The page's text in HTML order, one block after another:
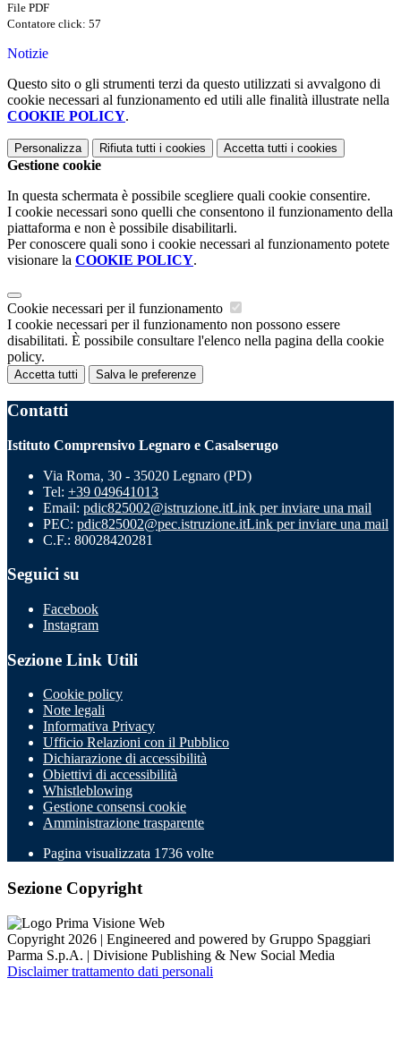
File PDF
Contatore click: 57
Notizie
Questo sito o gli strumenti terzi da questo utilizzati si avvalgono di
cookie necessari al funzionamento ed utili alle finalità illustrate nella
COOKIE POLICY.
Personalizza Rifiuta tutti i cookies Accetta tutti i cookies
Gestione cookie
In questa schermata è possibile scegliere quali cookie consentire.
I cookie necessari sono quelli che consentono il funzionamento della
piattaforma e non è possibile disabilitarli.
Per conoscere quali sono i cookie necessari al funzionamento potete
visionare la COOKIE POLICY.
Cookie necessari per il funzionamento
I cookie necessari per il funzionamento non possono essere
disabilitati. È possibile consultare l'elenco nella pagina della cookie
policy.
Accetta tutti Salva le preferenze
Contatti
Istituto Comprensivo Legnaro e Casalserugo
Via Roma, 30 - 35020 Legnaro (PD)
Tel: +39 049641013
Email: pdic825002@istruzione.itLink per inviare una mail
PEC: pdic825002@pec.istruzione.itLink per inviare una mail
C.F.: 80028420281
Seguici su
Facebook
Instagram
Sezione Link Utili
Cookie policy
Note legali
Informativa Privacy
Ufficio Relazioni con il Pubblico
Dichiarazione di accessibilità
Obiettivi di accessibilità
Whistleblowing
Gestione consensi cookie
Amministrazione trasparente
Pagina visualizzata 1736 volte
Sezione Copyright
Copyright 2026 | Engineered and powered by Gruppo Spaggiari
Parma S.p.A. | Divisione Publishing & New Social Media
Disclaimer trattamento dati personali